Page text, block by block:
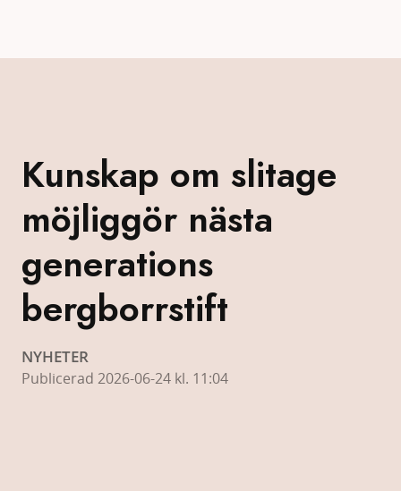
Kunskap om slitage
möjliggör nästa
generations
bergborrstift
NYHETER
Publicerad 2026-06-24 kl. 11:04